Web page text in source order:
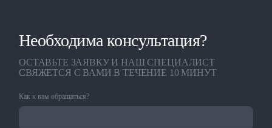
Необходима консультация?
ОСТАВЬТЕ ЗАЯВКУ И НАШ СПЕЦИАЛИСТ
СВЯЖЕТСЯ С ВАМИ В ТЕЧЕНИЕ 10 МИНУТ
Как к вам обращаться?